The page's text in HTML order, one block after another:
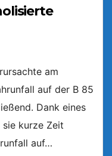
am
auf der B 85
Dank eines
kurze Zeit
auf…